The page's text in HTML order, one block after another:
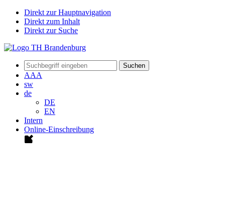
Direkt zur Hauptnavigation
Direkt zum Inhalt
Direkt zur Suche
Suchen
AAA
sw
de
DE
EN
Intern
Online-Einschreibung